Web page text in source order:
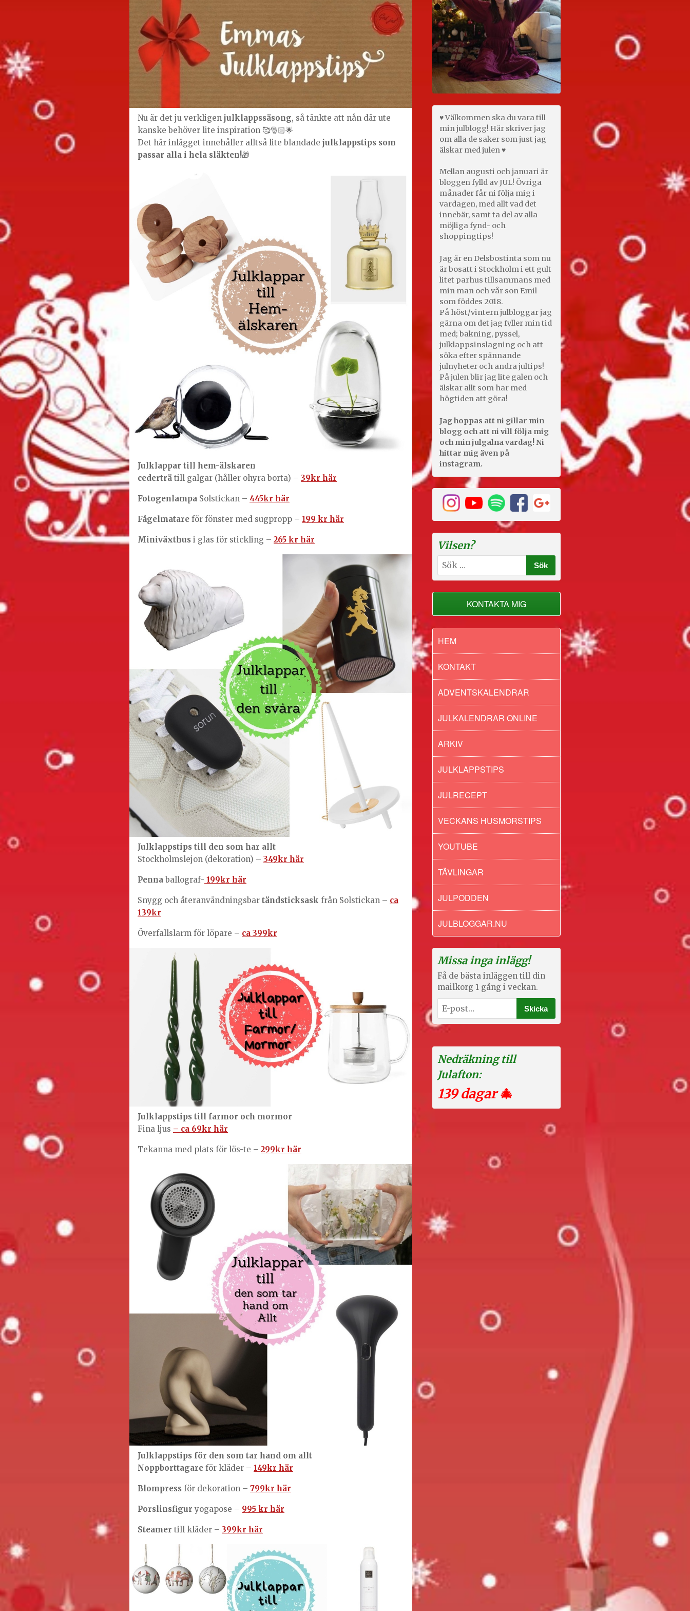
Nu är det ju verkligen julklappssäsong, så tänkte att nån där ute
kanske behöver lite inspiration 🥰🎅🏻🌟
Det här inlägget innehåller alltså lite blandade julklappstips som
passar alla i hela släkten!🎁
Julklappar till hem-älskaren
cederträ till galgar (håller ohyra borta) – 39kr här
Fotogenlampa Solstickan – 445kr här
Fågelmatare för fönster med sugpropp – 199 kr här
Miniväxthus i glas för stickling – 265 kr här
Julklappstips till den som har allt
Stockholmslejon (dekoration) – 349kr här
Penna ballograf- 199kr här
Snygg och återanvändningsbar tändsticksask från Solstickan – ca
139kr
Överfallslarm för löpare – ca 399kr
Julklappstips till farmor och mormor
Fina ljus – ca 69kr här
Tekanna med plats för lös-te – 299kr här
Julklappstips för den som tar hand om allt
Noppborttagare för kläder – 149kr här
Blompress för dekoration – 799kr här
Porslinsfigur yogapose – 995 kr här
Steamer till kläder – 399kr här
♥ Välkommen ska du vara till
min julblogg! Här skriver jag
om alla de saker som just jag
älskar med julen ♥
Mellan augusti och januari är
bloggen fylld av JUL! Övriga
månader får ni följa mig i
vardagen, med allt vad det
innebär, samt ta del av alla
möjliga fynd- och
shoppingtips!
Jag är en Delsbostinta som nu
är bosatt i Stockholm i ett gult
litet parhus tillsammans med
min man och vår son Emil
som föddes 2018.
På höst/vintern julbloggar jag
gärna om det jag fyller min tid
med; bakning, pyssel,
julklappsinslagning och att
söka efter spännande
julnyheter och andra jultips!
På julen blir jag lite galen och
älskar allt som har med
högtiden att göra!
Jag hoppas att ni gillar min
blogg och att ni vill följa mig
och min julgalna vardag! Ni
hittar mig även på
instagram.
Vilsen?
Sök
efter:
KONTAKTA MIG
HEM
KONTAKT
ADVENTSKALENDRAR
JULKALENDRAR ONLINE
ARKIV
JULKLAPPSTIPS
JULRECEPT
VECKANS HUSMORSTIPS
YOUTUBE
TÄVLINGAR
JULPODDEN
JULBLOGGAR.NU
Missa inga inlägg!
Få de bästa inläggen till din
mailkorg 1 gång i veckan.
Nedräkning till
Julafton:
139 dagar🎄